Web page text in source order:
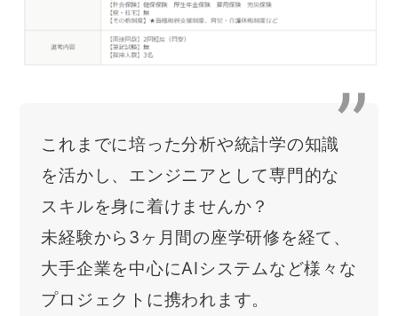
これまでに培った分析や統計学の知識
を活かし、エンジニアとして専門的な
スキルを身に着けませんか？
未経験から3ヶ月間の座学研修を経て、
大手企業を中心にAIシステムなど様々な
プロジェクトに携われます。